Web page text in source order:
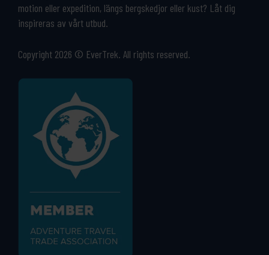
motion eller expedition, längs bergskedjor eller kust? Låt dig
inspireras av vårt utbud.
Copyright 2026 © EverTrek. All rights reserved.